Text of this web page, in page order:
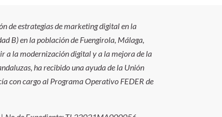
de estrategias de marketing digital en la
B) en la población de Fuengirola, Málaga,
a la modernización digital y a la mejora de la
ha recibido una ayuda de la Unión
con cargo al Programa Operativo FEDER de